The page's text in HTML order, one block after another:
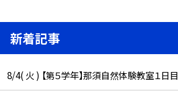
新着記事
8/4( 火 ) 【第５学年】那須自然体験教室１日目